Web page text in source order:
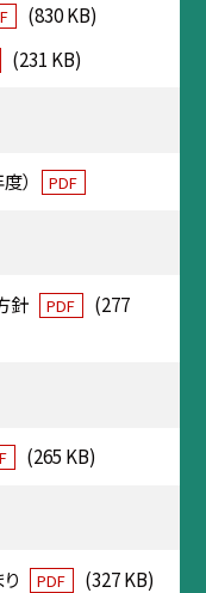
(830 KB)
(231 KB)
） PDF
針 PDF
(277
(265 KB)
PDF (327 KB)